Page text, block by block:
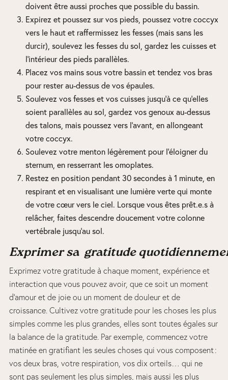
doivent être aussi proches que possible du bassin.
Expirez et poussez sur vos pieds, poussez votre coccyx
vers le haut et raffermissez les fesses (mais sans les
durcir), soulevez les fesses du sol, gardez les cuisses et
l’intérieur des pieds parallèles.
Placez vos mains sous votre bassin et tendez vos bras
pour rester au-dessus de vos épaules.
Soulevez vos fesses et vos cuisses jusqu’à ce qu’elles
soient parallèles au sol, gardez vos genoux au-dessus
des talons, mais poussez vers l’avant, en allongeant
votre coccyx.
Soulevez votre menton légèrement pour l’éloigner du
sternum, en resserrant les omoplates.
Restez en position pendant 30 secondes à 1 minute, en
respirant et en visualisant une lumière verte qui monte
de votre cœur vers le ciel. Lorsque vous êtes prêt.e.s à
relâcher, faites descendre doucement votre colonne
vertébrale jusqu’au sol.
Exprimer sa gratitude
Exprimez votre gratitude à chaque moment, expérience et
interaction que vous pouvez avoir, que ce soit un moment
d’amour et de joie ou un moment de douleur et de
croissance. Cultivez votre gratitude pour les choses les plus
simples comme les plus grandes, elles sont toutes égales sur
la balance de la gratitude. Par exemple, commencez votre
matinée en gratifiant les seules choses qui vous composent :
vos deux bras, votre respiration, vos dix orteils… qui ne
sont pas seulement les plus simples, mais aussi les plus